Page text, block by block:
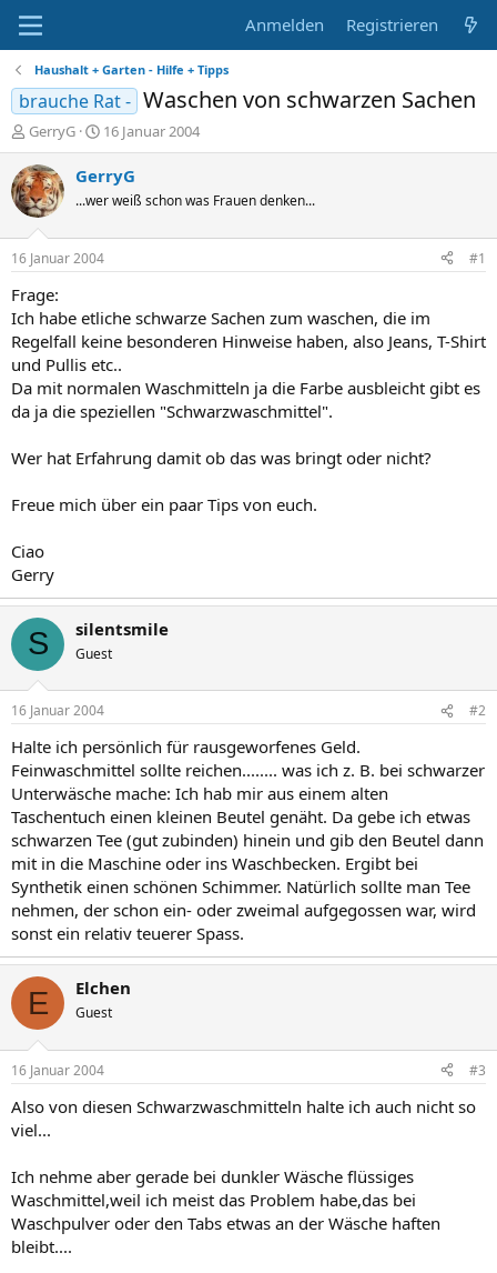
Anmelden Registrieren
Haushalt + Garten - Hilfe + Tipps
brauche Rat - Waschen von schwarzen Sachen
E
r
s
t
e
e
r
GerryG
E
r
s
e
l
t
m
16 Januar 2004
GerryG
...wer weiß schon was Frauen denken...
16 Januar 2004 #1
Frage:
Ich habe etliche schwarze Sachen zum waschen, die im
Regelfall keine besonderen Hinweise haben, also Jeans, T-Shirt
und Pullis etc..
Da mit normalen Waschmitteln ja die Farbe ausbleicht gibt es
da ja die speziellen "Schwarzwaschmittel".
Wer hat Erfahrung damit ob das was bringt oder nicht?
Freue mich über ein paar Tips von euch.
Ciao
Gerry
S silentsmile
Guest
16 Januar 2004 #2
Halte ich persönlich für rausgeworfenes Geld.
Feinwaschmittel sollte reichen........ was ich z. B. bei schwarzer
Unterwäsche mache: Ich hab mir aus einem alten
Taschentuch einen kleinen Beutel genäht. Da gebe ich etwas
schwarzen Tee (gut zubinden) hinein und gib den Beutel dann
mit in die Maschine oder ins Waschbecken. Ergibt bei
Synthetik einen schönen Schimmer. Natürlich sollte man Tee
nehmen, der schon ein- oder zweimal aufgegossen war, wird
sonst ein relativ teuerer Spass.
E Elchen
Guest
16 Januar 2004 #3
Also von diesen Schwarzwaschmitteln halte ich auch nicht so
viel...
Ich nehme aber gerade bei dunkler Wäsche flüssiges
Waschmittel,weil ich meist das Problem habe,das bei
Waschpulver oder den Tabs etwas an der Wäsche haften
bleibt....